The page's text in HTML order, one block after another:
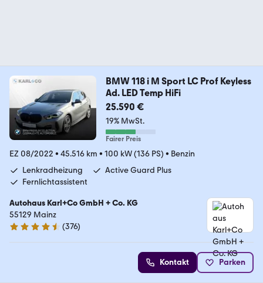
BMW 118 i M Sport LC Prof Keyless
Ad. LED Temp HiFi
25.590 €
19% MwSt.
Fairer Preis
EZ 08/2022 • 45.516 km • 100 kW (136 PS) • Benzin
Lenkradheizung
Active Guard Plus
Fernlichtassistent
Autohaus Karl+Co GmbH + Co. KG
55129 Mainz
4.5 Sterne
(376)
Kontakt Parken